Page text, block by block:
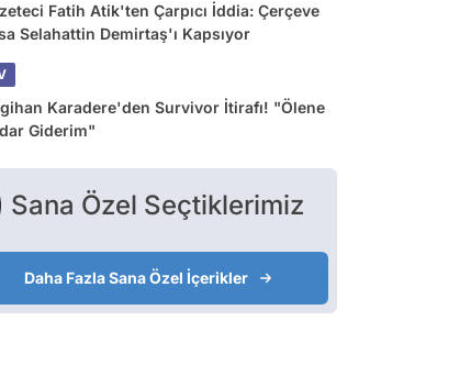
Fatih Atik'ten Çarpıcı İddia: Çerçeve
Selahattin Demirtaş'ı Kapsıyor
Karadere'den Survivor İtirafı! "Ölene
Giderim"
Sana Özel Seçtiklerimiz
Daha Fazla Sana Özel İçerikler